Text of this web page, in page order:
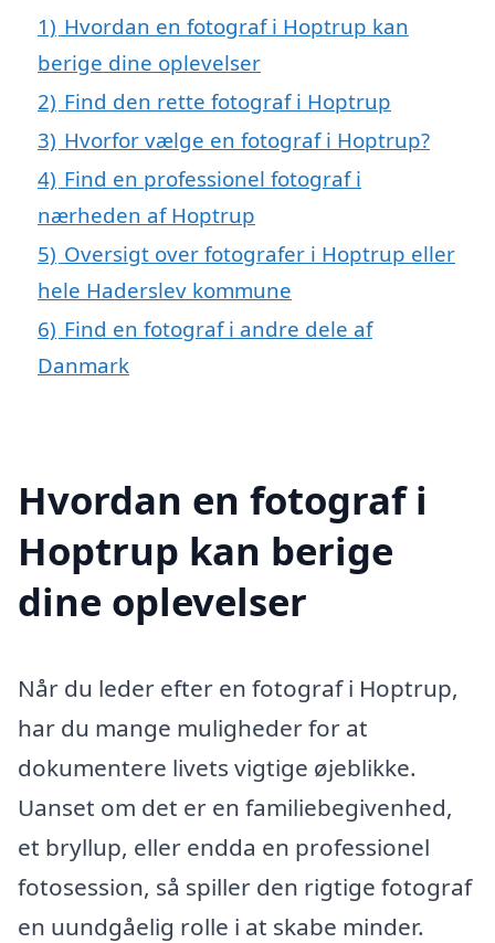
1) Hvordan en fotograf i Hoptrup kan
berige dine oplevelser
2) Find den rette fotograf i Hoptrup
3) Hvorfor vælge en fotograf i Hoptrup?
4) Find en professionel fotograf i
nærheden af Hoptrup
5) Oversigt over fotografer i Hoptrup eller
hele Haderslev kommune
6) Find en fotograf i andre dele af
Danmark
Hvordan en fotograf i
Hoptrup kan berige
dine oplevelser
Når du leder efter en fotograf i Hoptrup,
har du mange muligheder for at
dokumentere livets vigtige øjeblikke.
Uanset om det er en familiebegivenhed,
et bryllup, eller endda en professionel
fotosession, så spiller den rigtige fotograf
en uundgåelig rolle i at skabe minder.